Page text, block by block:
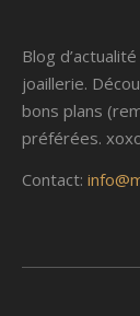
Blog
joaillerie.
bons plans
préférées.
Contact: